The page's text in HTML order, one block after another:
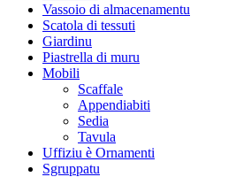
Vassoio di almacenamentu
Scatola di tessuti
Giardinu
Piastrella di muru
Mobili
Scaffale
Appendiabiti
Sedia
Tavula
Uffiziu è Ornamenti
Sgruppatu